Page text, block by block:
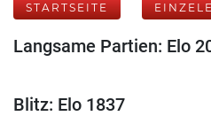
STARTSEITE
Langsame Partien: Elo
Blitz: Elo 1837